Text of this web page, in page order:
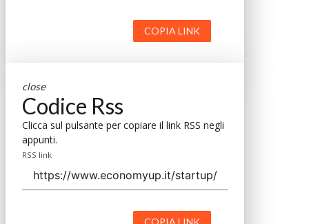
COPIA LINK
close
Codice Rss
Clicca sul pulsante per copiare il link RSS negli
appunti.
RSS link
COPIA LINK